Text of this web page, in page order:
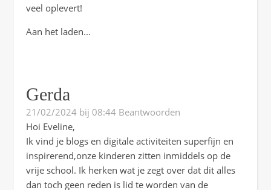
veel oplevert!
Aan het laden...
Gerda
21/02/2024 bij 08:44 Beantwoorden
Hoi Eveline,
Ik vind je blogs en digitale activiteiten superfijn en
inspirerend,onze kinderen zitten inmiddels op de
vrije school. Ik herken wat je zegt over dat dit alles
dan toch geen reden is lid te worden van de